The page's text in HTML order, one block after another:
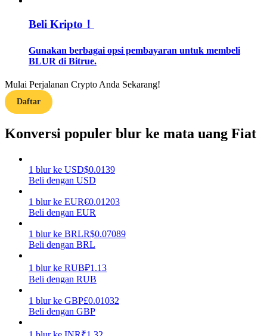
Menghasilkan
Babi Kekuatan
Dapatkan imbalan kompetitif setiap hari
Beli Kripto！
Gunakan berbagai opsi pembayaran untuk membeli
BLUR di Bitrue.
Mulai Perjalanan Crypto Anda Sekarang!
Daftar
Konversi populer blur ke mata uang Fiat
1 blur ke USD$0.0139
Beli dengan USD
1 blur ke EUR€0.01203
Beli dengan EUR
1 blur ke BRLR$0.07089
Beli dengan BRL
1 blur ke RUB₽1.13
Beli dengan RUB
1 blur ke GBP£0.01032
Beli dengan GBP